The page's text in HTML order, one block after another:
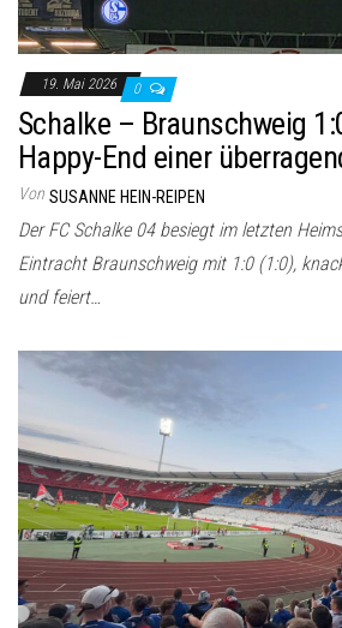
19. Mai 2026 0
Schalke – Braunschweig
Happy-End einer
Von SUSANNE HEIN-REIPEN
Der FC Schalke 04 besiegt im letzten
Eintracht Braunschweig mit 1:0 (1:0),
und feiert…